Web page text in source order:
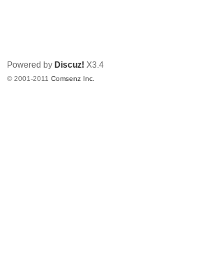
Powered by Discuz! X3.4
© 2001-2011 Comsenz Inc.